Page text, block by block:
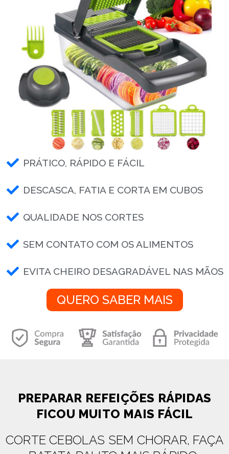
PRÁTICO, RÁPIDO E FÁCIL
DESCASCA, FATIA E CORTA EM CUBOS
QUALIDADE NOS CORTES
SEM CONTATO COM OS ALIMENTOS
EVITA CHEIRO DESAGRADÁVEL NAS MÃOS
QUERO SABER MAIS
PREPARAR REFEIÇÕES RÁPIDAS
FICOU MUITO MAIS FÁCIL
CORTE CEBOLAS SEM CHORAR, FAÇA